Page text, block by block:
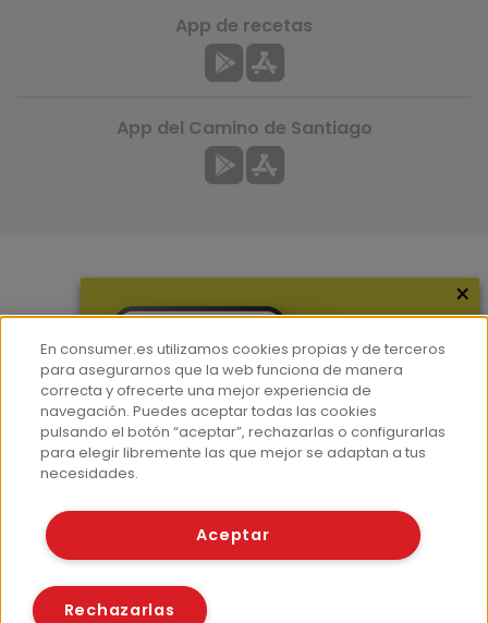
Hemeroteca
Contacto
Prensa
Corpus Lingüístico Consumer
App de recetas
App del Camino de Santiago
© Fundación EROSKI
Políticas de cookies
×
En consumer.es utilizamos cookies propias y de terceros
para asegurarnos que la web funciona de manera
correcta y ofrecerte una mejor experiencia de
navegación. Puedes aceptar todas las cookies
pulsando el botón “aceptar”, rechazarlas o configurarlas
para elegir libremente las que mejor se adaptan a tus
necesidades.
Aceptar
Rechazarlas